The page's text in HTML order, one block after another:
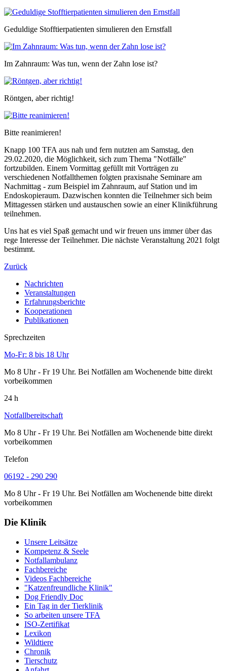
Geduldige Stofftierpatienten simulieren den Ernstfall
Im Zahnraum: Was tun, wenn der Zahn lose ist?
Röntgen, aber richtig!
Bitte reanimieren!
Knapp 100 TFA aus nah und fern nutzten am Samstag, den
29.02.2020, die Möglichkeit, sich zum Thema "Notfälle"
fortzubilden. Einem Vormittag gefüllt mit Vorträgen zu
verschiedenen Notfallthemen folgten praxisnahe Seminare am
Nachmittag - zum Beispiel im Zahnraum, auf Station und im
Endoskopieraum. Dazwischen konnten die Teilnehmer sich beim
Mittagessen stärken und austauschen sowie an einer Klinikführung
teilnehmen.
Uns hat es viel Spaß gemacht und wir freuen uns immer über das
rege Interesse der Teilnehmer. Die nächste Veranstaltung 2021 folgt
bestimmt.
Zurück
Nachrichten
Veranstaltungen
Erfahrungsberichte
Kooperationen
Publikationen
Sprechzeiten
Mo-Fr: 8 bis 18 Uhr
Mo 8 Uhr - Fr 19 Uhr. Bei Notfällen am Wochenende bitte direkt
vorbeikommen
24 h
Notfallbereitschaft
Mo 8 Uhr - Fr 19 Uhr. Bei Notfällen am Wochenende bitte direkt
vorbeikommen
Telefon
06192 - 290 290
Mo 8 Uhr - Fr 19 Uhr. Bei Notfällen am Wochenende bitte direkt
vorbeikommen
Die Klinik
Unsere Leitsätze
Kompetenz & Seele
Notfallambulanz
Fachbereiche
Videos Fachbereiche
"Katzenfreundliche Klinik"
Dog Friendly Doc
Ein Tag in der Tierklinik
So arbeiten unsere TFA
ISO-Zertifikat
Lexikon
Wildtiere
Chronik
Tierschutz